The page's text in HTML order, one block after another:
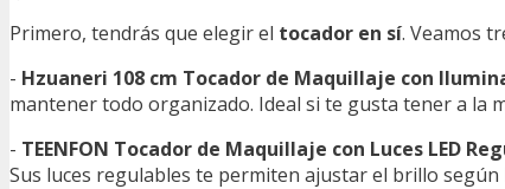
Primero, tendrás que elegir el tocador en sí. Veamos
- Hzuaneri 108 cm Tocador de Maquillaje con
mantener todo organizado. Ideal si te gusta tener a la
- TEENFON Tocador de Maquillaje con Luces LED
Sus luces regulables te permiten ajustar el brillo